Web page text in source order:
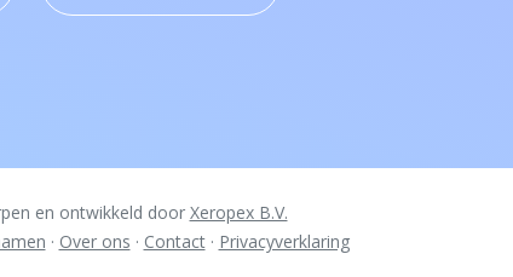
en ontwikkeld door Xeropex B.V.
· Over ons · Contact· Privacyverklaring